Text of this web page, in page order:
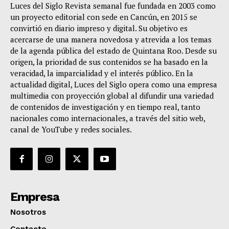
Luces del Siglo Revista semanal fue fundada en 2003 como
un proyecto editorial con sede en Cancún, en 2015 se
convirtió en diario impreso y digital. Su objetivo es
acercarse de una manera novedosa y atrevida a los temas
de la agenda pública del estado de Quintana Roo. Desde su
origen, la prioridad de sus contenidos se ha basado en la
veracidad, la imparcialidad y el interés público. En la
actualidad digital, Luces del Siglo opera como una empresa
multimedia con proyección global al difundir una variedad
de contenidos de investigación y en tiempo real, tanto
nacionales como internacionales, a través del sitio web,
canal de YouTube y redes sociales.
Empresa
Nosotros